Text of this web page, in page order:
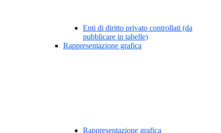
Enti di diritto privato controllati (da
pubblicare in tabelle)
Rappresentazione grafica
Rappresentazione grafica